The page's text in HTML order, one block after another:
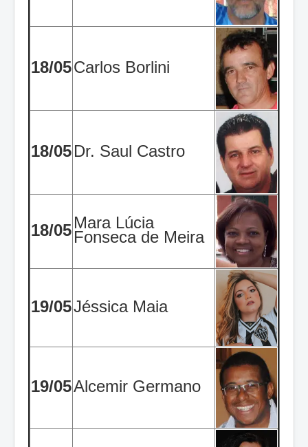
18/05Carlos Borlini
18/05Dr. Saul Castro
18/05Mara Lúcia
Fonseca de Meira
19/05Jéssica Maia
19/05Alcemir Germano